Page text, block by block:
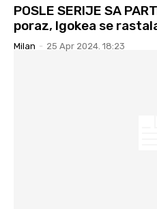
POSLE SERIJE SA
poraz, Igokea se
Milan - 25 Apr 2024. 18:23